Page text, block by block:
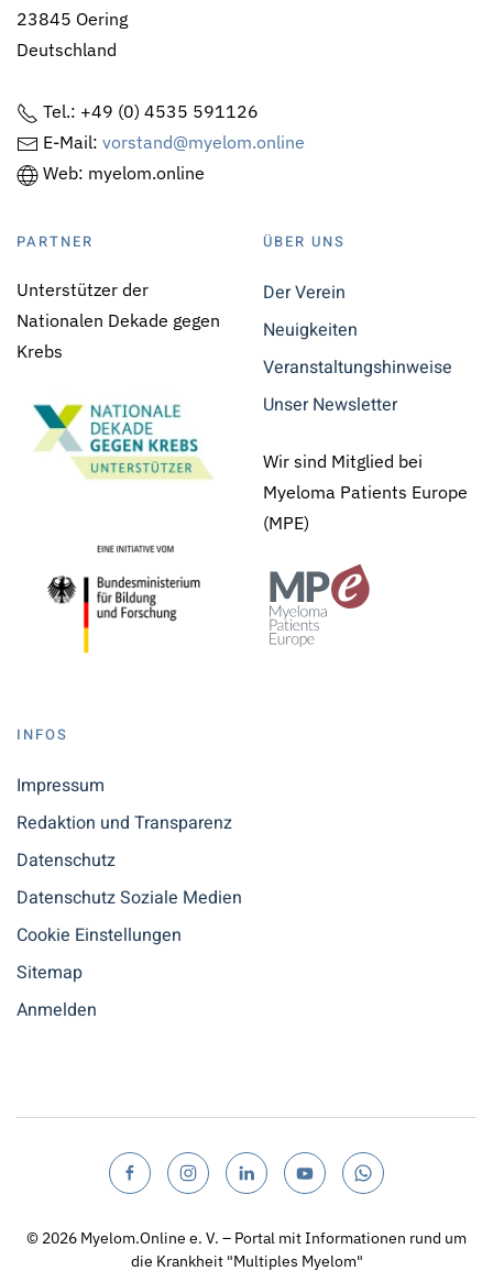
23845 Oering
Deutschland
Tel.: +49 (0) 4535 591126
E-Mail: vorstand@myelom.online
Web: myelom.online
PARTNER
Unterstützer der
Nationalen Dekade gegen
Krebs
ÜBER UNS
Der Verein
Neuigkeiten
Veranstaltungshinweise
Unser Newsletter
Wir sind Mitglied bei
Myeloma Patients Europe
(MPE)
INFOS
Impressum
Redaktion und Transparenz
Datenschutz
Datenschutz Soziale Medien
Cookie Einstellungen
Sitemap
Anmelden
© 2026 Myelom.Online e. V. – Portal mit Informationen rund um
die Krankheit "Multiples Myelom"